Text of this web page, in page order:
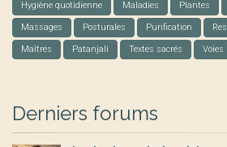
Hygiène quotidienne Maladies Plantes
Massages Posturales Purification
Maîtres Patanjali Textes sacrés Voies
Derniers forums